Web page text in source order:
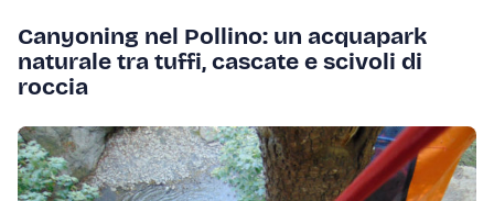
Canyoning nel Pollino: un acquapark
naturale tra tuffi, cascate e scivoli di
roccia